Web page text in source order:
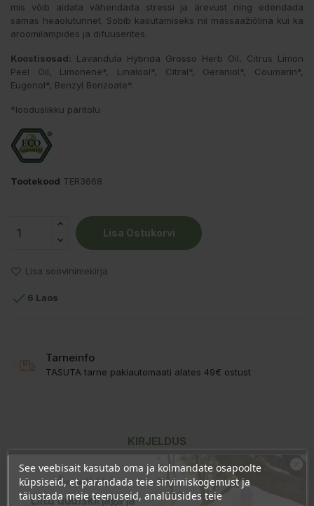
mis võib aidata vähendada stressi ja ärevust ning edendada
samas heaolutunnet. Sobib kasutamiseks nii massaažiõlina kui ka
aroomilampides ja difuuserites.
Koostisosad: Lavandula Hybrida Grosso Herb Oil, Citrus Limon
Peel Oil, Limonene*, Linalool*, Citral*, Geraniol*, Coumarin*,
Eugenol*, Benzyl Benzoate*.
*looduslikku päritolu
Tootekood TER3668
Lisa Ostukorvi
Lisa soovinimekirja
 6 Laos
Tarneinfo
TASUTA tarne pakiautomaati alates 49€ ostust
KIRJELDUS
TOOTE ÜKSIKASJAD
KLIENDI KOMMENTAARID
See veebisait kasutab oma ja kolmandate osapoolte
küpsiseid, et parandada teie sirvimiskogemust ja
täiustada meie teenuseid, analüüsides teie
Ära veel lahku!
Liitu uudiskirjaga ja